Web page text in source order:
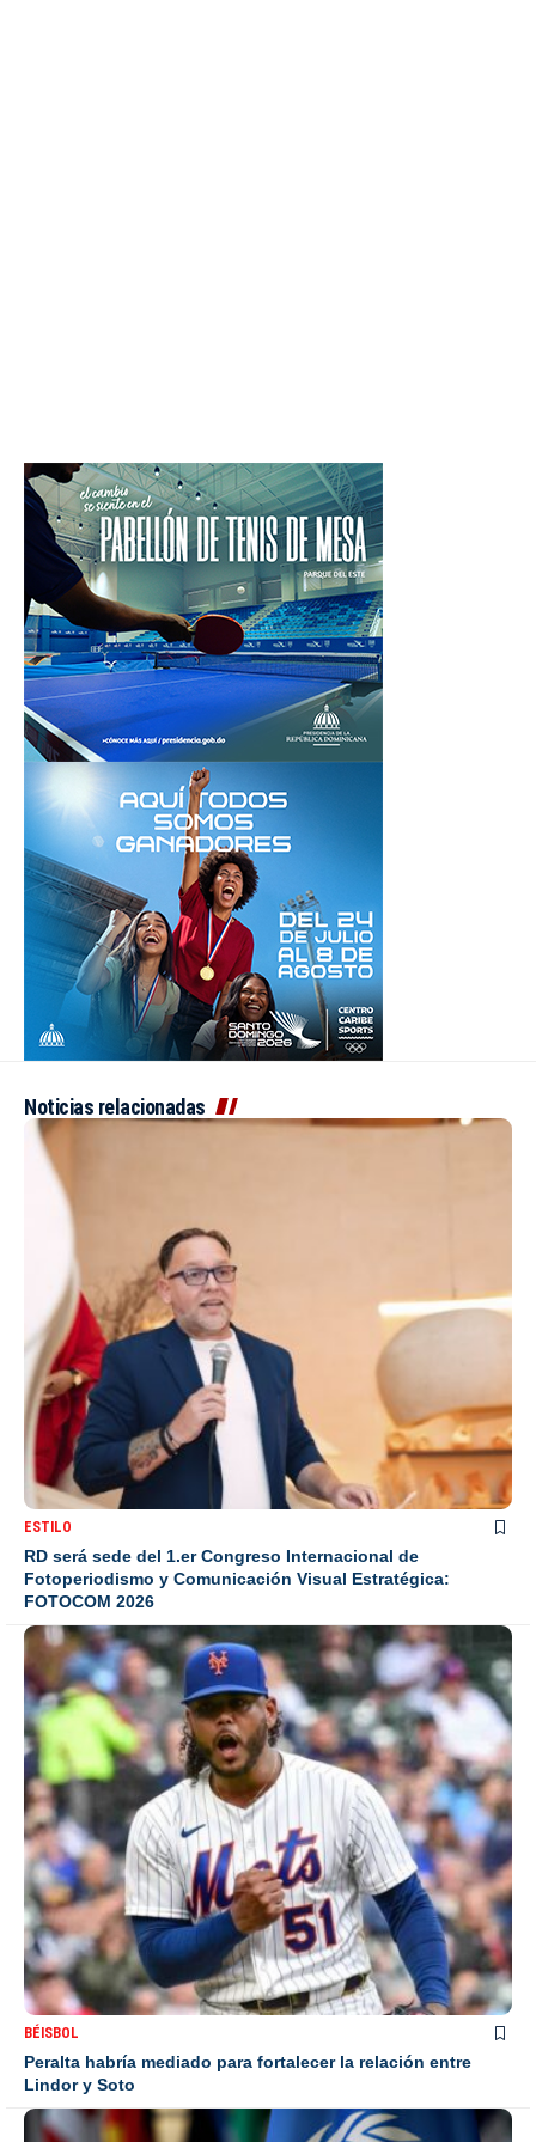
Noticias relacionadas
ESTILO
RD será sede del 1.er Congreso Internacional de
Fotoperiodismo y Comunicación Visual Estratégica:
FOTOCOM 2026
BÉISBOL
Peralta habría mediado para fortalecer la relación entre
Lindor y Soto